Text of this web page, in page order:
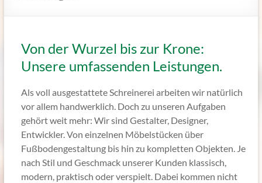
Von der Wurzel bis zur Krone:
Unsere umfassenden Leistungen.
Als voll ausgestattete Schreinerei arbeiten wir natürlich
vor allem handwerklich. Doch zu unseren Aufgaben
gehört weit mehr: Wir sind Gestalter, Designer,
Entwickler. Von einzelnen Möbelstücken über
Fußbodengestaltung bis hin zu kompletten Objekten. Je
nach Stil und Geschmack unserer Kunden klassisch,
modern, praktisch oder verspielt. Dabei kommen nicht